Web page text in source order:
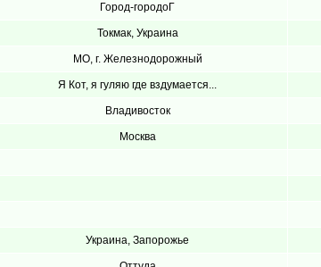
Город-городоГ
Токмак, Украина
МО, г. Железнодорожный
Я Кот, я гуляю где вздумается...
Владивосток
Москва
Украина, Запорожье